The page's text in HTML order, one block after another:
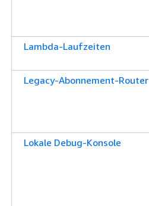
Lambda-Laufzeiten
Legacy-Abonnement-Router
Lokale Debug-Konsole